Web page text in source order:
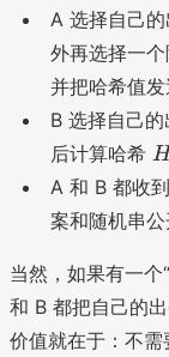
A 选择自己
外再选择一个
并把哈希值发
B 选择自己
后计算哈希 H
(
_
2
||
r
_
H
A 和 B 都收
案和随机串公
当然，如果有一
和 B 都把自己的
价值就在于：不需